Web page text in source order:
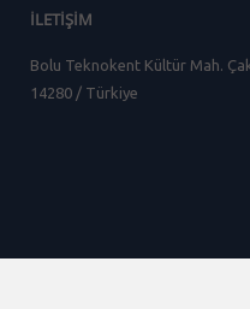
İLETIŞIM
Bolu Teknokent Kültür Mah.
14280 / Türkiye